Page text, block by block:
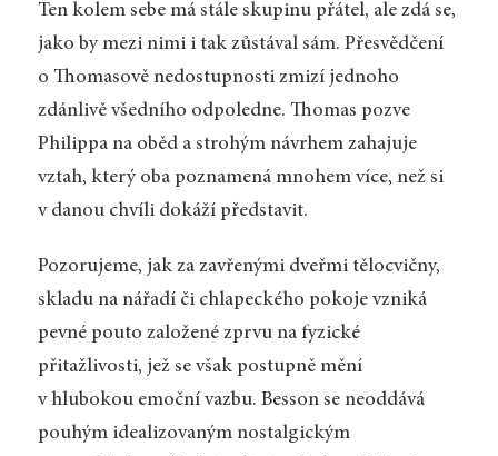
Ten kolem sebe má stále skupinu přátel, ale zdá se,
jako by mezi nimi i tak zůstával sám. Přesvědčení
o Thomasově nedostupnosti zmizí jednoho
zdánlivě všedního odpoledne. Thomas pozve
Philippa na oběd a strohým návrhem zahajuje
vztah, který oba poznamená mnohem více, než si
v danou chvíli dokáží představit.
Pozorujeme, jak za zavřenými dveřmi tělocvičny,
skladu na nářadí či chlapeckého pokoje vzniká
pevné pouto založené zprvu na fyzické
přitažlivosti, jež se však postupně mění
v hlubokou emoční vazbu. Besson se neoddává
pouhým idealizovaným nostalgickým